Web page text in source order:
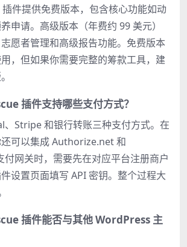
件提供免费版本，包含核心功能如动
申请。高级版本（年费约 99 美元）
愿者管理和高级报告功能。免费版本
，但如果你需要完整的筹款工具，建
插件支持哪些支付方式？
、Stripe 和银行转账三种支付方式。在
可以集成 Authorize.net 和
网关时，需要先在对应平台注册商户
设置页面填写 API 密钥。整个过程大
插件能否与其他 WordPress 主